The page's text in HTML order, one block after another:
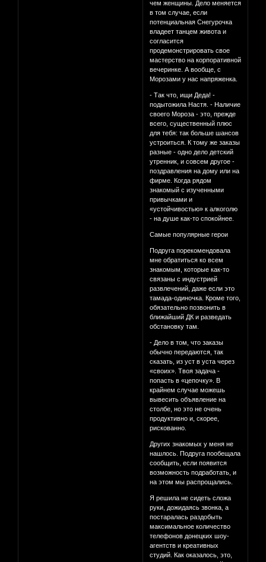
чем женщины. Дело меняется
в том случае, если
потенциальная Снегурочка
владеет танцем живота и
согласится
продемонстрировать свое
мастерство на корпоративной
вечеринке. А вообще, с
Морозами у нас напряженка.
- Так что, ищи Деда! -
подытожила Настя. - Наличие
своего Мороза - это, прежде
всего, существенный плюс
для тебя: так больше шансов
устроиться. К тому же заказы
разные - одно дело детский
утренник, и совсем другое -
поздравления на дому или на
фирме. Когда рядом
знакомый с изученными
привычками и
«устойчивостью» к алкоголю
- на душе как-то спокойнее.
Самые популярные герои
Подруга порекомендовала
мне обратиться ко всем
знакомым, которые как-то
связаны с индустрией
развлечений, даже если это
тамада-одиночка. Кроме того,
обязательно позвонить в
ближайший ДК и разведать
обстановку там.
- Дело в том, что заказы
обычно передаются, так
сказать, из уст в уста через
«своих». Твоя задача -
попасть в «цепочку». В
крайнем случае можешь
вывесить объявление на
столбе, но это не очень
продуктивно и, скорее,
рискованно.
Других знакомых у меня не
нашлось. Подруга пообещала
сообщить, если появится
возможность подработать, и
на этом мы распрощались.
Я решила не сидеть сложа
руки, дожидаясь звонка, а
постаралась раздобыть
максимальное количество
телефонов донецких шоу-
агентств и креативных
студий. Как оказалось, это,